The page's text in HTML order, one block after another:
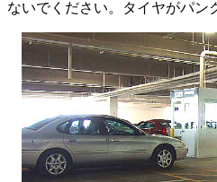
ないでください。タイヤがパン